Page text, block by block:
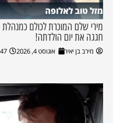
מזל טוב לאלופה
מירי שלם המוכרת לכולם כמנהלת
חגגה את יום הולדתה!
מירב בן יאיר אוגוסט 4, 2026 pm